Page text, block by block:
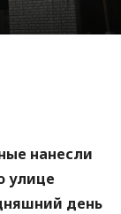
нанесли
улице
день